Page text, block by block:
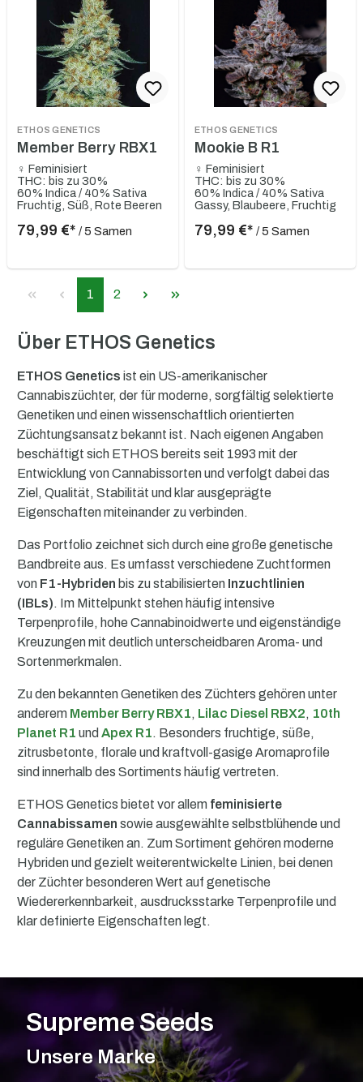
ETHOS GENETICS
Member Berry RBX1
♀ Feminisiert
THC: bis zu 30%
60% Indica / 40% Sativa
Fruchtig, Süß, Rote Beeren
79,99 €* / 5 Samen
ETHOS GENETICS
Mookie B R1
♀ Feminisiert
THC: bis zu 30%
60% Indica / 40% Sativa
Gassy, Blaubeere, Fruchtig
79,99 €* / 5 Samen
1 2
Über ETHOS Genetics
ETHOS Genetics ist ein US-amerikanischer
Cannabiszüchter, der für moderne, sorgfältig selektierte
Genetiken und einen wissenschaftlich orientierten
Züchtungsansatz bekannt ist. Nach eigenen Angaben
beschäftigt sich ETHOS bereits seit 1993 mit der
Entwicklung von Cannabissorten und verfolgt dabei das
Ziel, Qualität, Stabilität und klar ausgeprägte
Eigenschaften miteinander zu verbinden.
Das Portfolio zeichnet sich durch eine große genetische
Bandbreite aus. Es umfasst verschiedene Zuchtformen
von F1-Hybriden bis zu stabilisierten Inzuchtlinien
(IBLs). Im Mittelpunkt stehen häufig intensive
Terpenprofile, hohe Cannabinoidwerte und eigenständige
Kreuzungen mit deutlich unterscheidbaren Aroma- und
Sortenmerkmalen.
Zu den bekannten Genetiken des Züchters gehören unter
anderem Member Berry RBX1, Lilac Diesel RBX2, 10th
Planet R1 und Apex R1. Besonders fruchtige, süße,
zitrusbetonte, florale und kraftvoll-gasige Aromaprofile
sind innerhalb des Sortiments häufig vertreten.
ETHOS Genetics bietet vor allem feminisierte
Cannabissamen sowie ausgewählte selbstblühende und
reguläre Genetiken an. Zum Sortiment gehören moderne
Hybriden und gezielt weiterentwickelte Linien, bei denen
der Züchter besonderen Wert auf genetische
Wiedererkennbarkeit, ausdrucksstarke Terpenprofile und
klar definierte Eigenschaften legt.
Supreme Seeds
Unsere Marke